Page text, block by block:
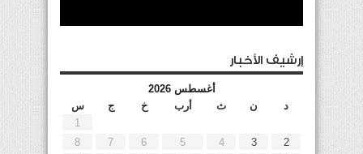
إرشيف الأخبار
أغسطس 2026
د
ن ث أرب خ ج
س
1
2
3
4
5
6
7
8